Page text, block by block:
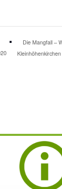
Die Mangfall –